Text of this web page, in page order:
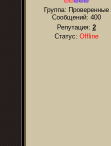
Группа: Проверенные
Сообщений: 400
Репутация: 2
Статус: Offline